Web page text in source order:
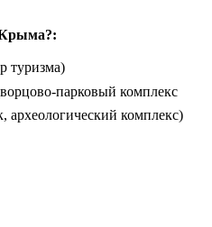
туризма)
парковый комплекс
археологический комплекс)